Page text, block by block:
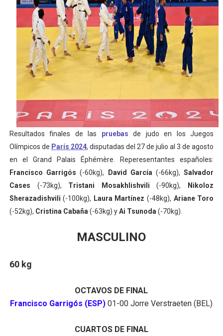
Tour de Francia masculino 2026 - Tadej Pogacar
Mundial de Fórmula 1 2026 - Lando Norris consigue
Campeonato de Europa de high diving 2026 (París,
Tour de Francia femenino 2026 - Etapa 7
Campeonato de Europa en aguas abiertas 2026
Resultados finales de las pruebas de judo en los Juegos
Olímpicos de París 2024, disputadas del 27 de julio al 3 de agosto
en el Grand Palais Éphémère. Reperesentantes españoles:
Francisco Garrigós(-60kg), David García (-66kg),Salvador
Cases (-73kg), Tristani Mosakhlishvili(-90kg),
Nikoloz
Sherazadishvili(-100kg), Laura Martínez(-48kg), Ariane Toro
(-52kg), Cristina Cabaña (-63kg) yAi Tsunoda (-70kg).
MASCULINO
60 kg
OCTAVOS DE FINAL
Francisco Garrigós (ESP) 01-00 Jorre Verstraeten (BEL)
CUARTOS DE FINAL